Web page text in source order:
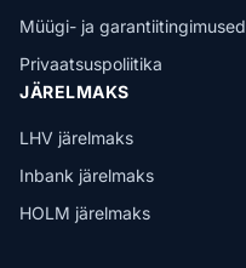
Müügi- ja garantiitingimused
Privaatsuspoliitika
JÄRELMAKS
LHV järelmaks
Inbank järelmaks
HOLM järelmaks